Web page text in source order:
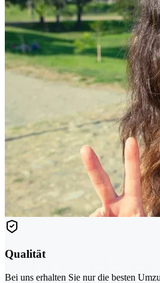
Qualität
Bei uns erhalten Sie nur die besten